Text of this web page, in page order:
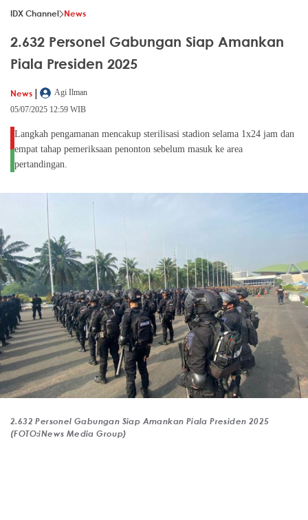
IDX Channel News
2.632 Personel Gabungan Siap Amankan
Piala Presiden 2025
News |
Agi Ilman
05/07/2025 12:59 WIB
Langkah pengamanan mencakup sterilisasi stadion selama 1x24 jam dan
empat tahap pemeriksaan penonton sebelum masuk ke area
pertandingan.
2.632 Personel Gabungan Siap Amankan Piala Presiden 2025
(FOTO:iNews Media Group)